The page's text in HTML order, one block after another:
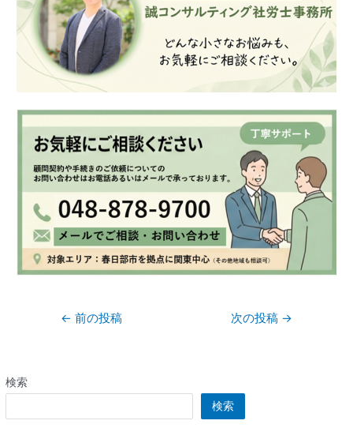
← 前の投稿 次の投稿 →
検索
検索